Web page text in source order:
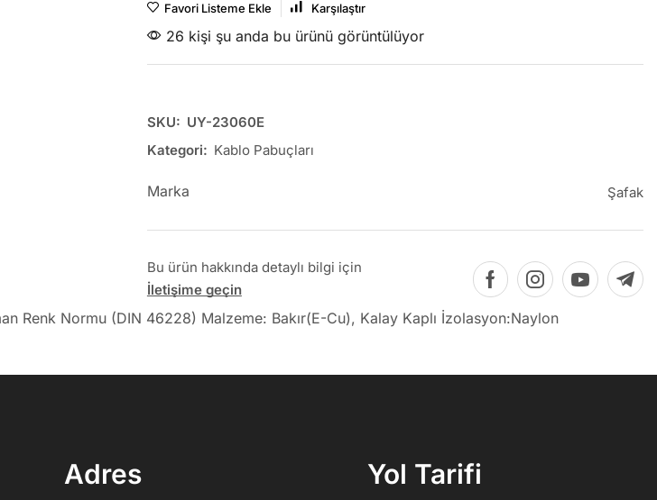
Favori Listeme Ekle Karşılaştır
26 kişi şu anda bu ürünü görüntülüyor
SKU: UY-23060E
Kategori: Kablo Pabuçları
Marka Şafak
Bu ürün hakkında detaylı bilgi için
İletişime geçin
Renk Normu (DIN 46228) Malzeme: Bakır(E-Cu), Kalay Kaplı İzolasyon:Naylon
Adres Yol Tarifi